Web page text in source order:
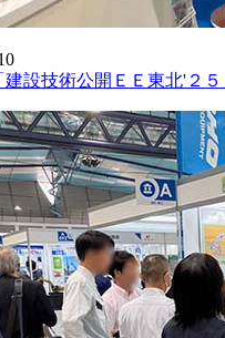
建設技術公開ＥＥ東北'２